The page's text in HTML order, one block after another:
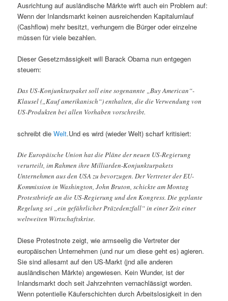
Ausrichtung auf ausländische Märkte wirft auch ein Problem auf:
Wenn der Inlandsmarkt keinen ausreichenden Kapitalumlauf
(Cashflow) mehr besitzt, verhungern die Bürger oder einzelne
müssen für viele bezahlen.
Dieser Gesetzmässigkeit will Barack Obama nun entgegen
steuern:
Das US-Konjunkturpaket soll eine sogenannte „Buy American“-
Klausel („Kauf amerikanisch“) enthalten, die die Verwendung von
US-Produkten bei allen Vorhaben vorschreibt.
schreibt dieWelt.Und es wird (wieder Welt) scharf kritisiert:
Die Europäische Union hat die Pläne der neuen US-Regierung
verurteilt, im Rahmen ihre Milliarden-Konjunkturpakets
Unternehmen aus den USA zu bevorzugen. Der Vertreter der EU-
Kommission in Washington, John Bruton, schickte am Montag
Protestbriefe an die US-Regierung und den Kongress. Die geplante
Regelung sei „ein gefährlicher Präzedenzfall“ in einer Zeit einer
weltweiten Wirtschaftskrise.
Diese Protestnote zeigt, wie armseelig die Vertreter der
europäischen Unternehmen (und nur um diese geht es) agieren.
Sie sind allesamt auf den US-Markt (jnd alle anderen
ausländischen Märkte) angewiesen. Kein Wunder, ist der
Inlandsmarkt doch seit Jahrzehnten vernachlässigt worden.
Wenn potentielle Käuferschichten durch Arbeitslosigkeit in den